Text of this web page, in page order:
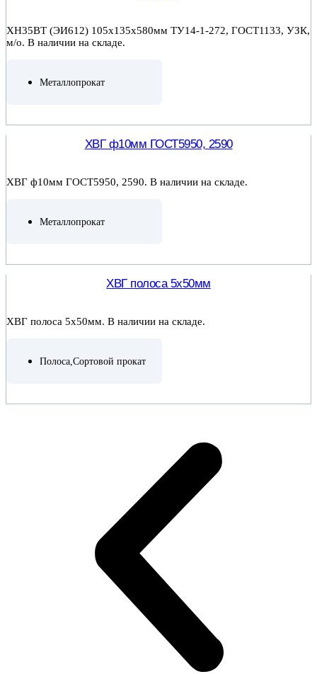
ХН35ВТ (ЭИ612) 105х135х580мм ТУ14-1-272, ГОСТ1133, УЗК,
м/о. В наличии на складе.
Металлопрокат
ХВГ ф10мм ГОСТ5950, 2590
ХВГ ф10мм ГОСТ5950, 2590. В наличии на складе.
Металлопрокат
ХВГ полоса 5х50мм
ХВГ полоса 5х50мм. В наличии на складе.
Полоса,Сортовой прокат